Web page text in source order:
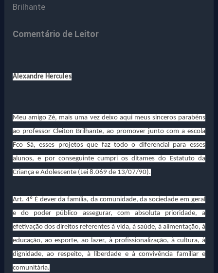
Brilhante
Comentário de Leitor
Alexandre Hercules
Meu amigo Zé, mais uma vez deixo aqui meus sinceros parabéns
ao professor Cleiton Brilhante, ao promover junto com a escola
Fco Sá, esses projetos que faz todo o diferencial para esses
alunos, e por conseguinte cumpri os ditames do Estatuto da
Criança e Adolescente (Lei 8.069 de 13/07/90).
Art. 4º É dever da família, da comunidade, da sociedade em geral
e do poder público assegurar, com absoluta prioridade, a
efetivação dos direitos referentes à vida, à saúde, à alimentação, à
educação, ao esporte, ao lazer, à profissionalização, à cultura, à
dignidade, ao respeito, à liberdade e à convivência familiar e
comunitária.